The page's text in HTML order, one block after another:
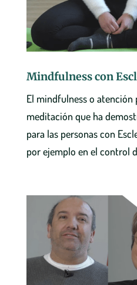
Mindfulness con
El mindfulness o atención
meditación que ha
para las personas con
por ejemplo en el control